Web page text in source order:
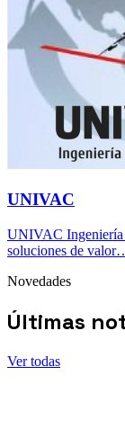
UNIVAC
UNIVAC Ingeniería
soluciones de
Novedades
Últimas
Ver todas